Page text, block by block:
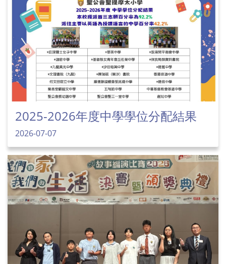
2025-2026年度中學學位分配結果
2026-07-07